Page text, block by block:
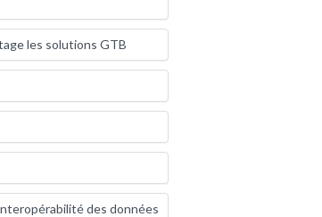
les solutions GTB
des données